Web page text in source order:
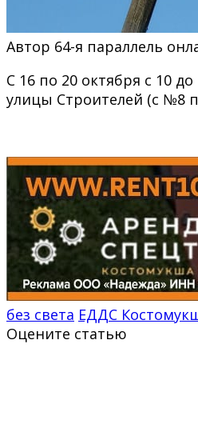
Автор 64-я параллель
С 16 по 20 октября с 10
улицы Строителей (с №8
без света ЕДДС
Оцените статью